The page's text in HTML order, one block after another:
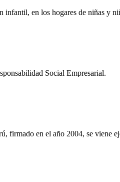
en los hogares de niñas y
Social Empresarial.
firmado en el año 2004, se viene